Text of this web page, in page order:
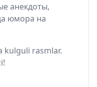
анекдоты,
юмора на
kulguli rasmlar.